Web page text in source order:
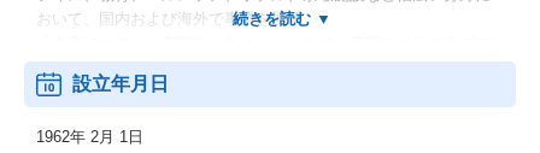
おいて、国内および海外で事業を展開。
セスを貫してサポートしています。
設立年月日
1962年 2月 1日